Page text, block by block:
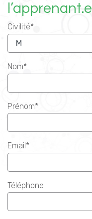
l’apprenant.e
Civilité*
Nom*
Prénom*
Email*
Téléphone